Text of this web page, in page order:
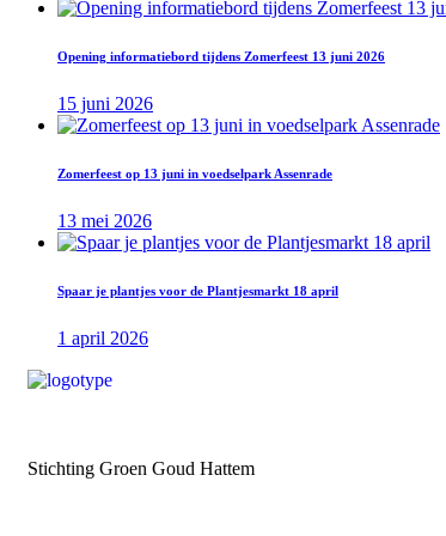
Opening informatiebord tijdens Zomerfeest 13 juni 2026
15 juni 2026
Zomerfeest op 13 juni in voedselpark Assenrade
13 mei 2026
Spaar je plantjes voor de Plantjesmarkt 18 april
1 april 2026
Stichting Groen Goud Hattem